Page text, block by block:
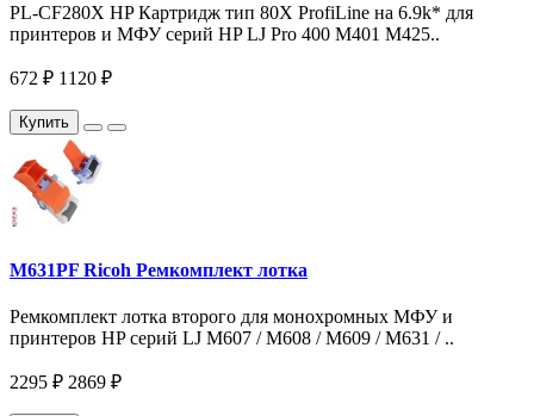
PL-CF280X HP Картридж тип 80X ProfiLine на 6.9k* для
принтеров и МФУ серий HP LJ Pro 400 M401 M425..
672 ₽ 1120 ₽
Купить
M631PF Ricoh Ремкомплект лотка
Ремкомплект лотка второго для монохромных МФУ и
принтеров HP серий LJ M607 / M608 / M609 / M631 / ..
2295 ₽ 2869 ₽